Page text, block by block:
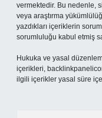
vermektedir. Bu nedenle,
veya araştırma
yazdıkları içeriklerin
sorumluluğu kabul etmiş
Hukuka ve yasal
içerikleri,
ilgili içerikler yasal süre